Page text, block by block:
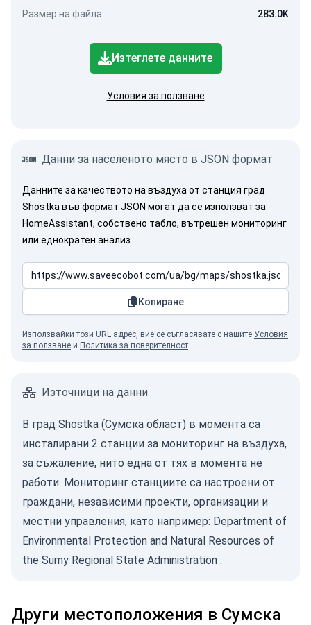
Размер на файла 283.0K
Изтеглете данните
Условия за ползване
Данни за населеното място в JSON формат
Данните за качеството на въздуха от станция град
Shostka във формат JSON могат да се използват за
HomeAssistant, собствено табло, вътрешен мониторинг
или еднократен анализ.
Копиране
Използвайки този URL адрес, вие се съгласявате с нашите Условия
за ползване и Политика за поверителност.
Източници на данни
В град Shostka (Сумска област) в момента са
инсталирани 2 станции за мониторинг на въздуха,
за съжаление, нито една от тях в момента не
работи. Мониторинг станциите са настроени от
граждани, независими проекти, организации и
местни управления, като например: Department of
Environmental Protection and Natural Resources of
the Sumy Regional State Administration .
Други местоположения в Сумска